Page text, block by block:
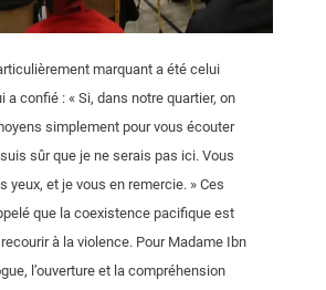
marquant a été celui
a confié : « Si, dans notre quartier, on
simplement pour vous écouter
sûr que je ne serais pas ici. Vous
yeux, et je vous en remercie. » Ces
que la coexistence pacifique est
à la violence. Pour Madame Ibn
l’ouverture et la compréhension